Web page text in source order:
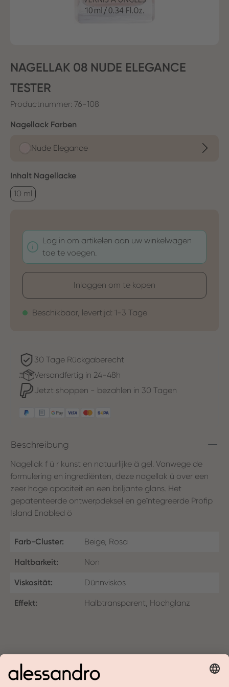
NAGELLAK 08 NUDE ELEGANCE
TESTER
Productnummer: 76-108
Selecteer
Nagellack Farben
Nude Elegance
Selecteer
Inhalt Nagellacke
10 ml
Log in om artikelen aan uw winkelwagen
toe te voegen.
Inloggen om te kopen
Beschikbaar, levertijd: 1-3 Tage
30 Tage Rückgaberecht
Versandfertig in 24-48h
Jetzt shoppen - bezahlen in 30 Tagen
Beschreibung
Nagellak f ü r kunst en natuurlijke ä gel. Vanwege de
formulering en ingrediënten, deze nagellak ü over een
zeer hoge opaciteit en een briljante glans. Het
gepatenteerde ontwerpdeksel en geïntegreerde Profip
Island Enabled ö
Farb-Cluster: Beige, Rosa
Haltbarkeit: Non
Viskosität: Dünnviskos
Effekt: Halbtransparent, Hochglanz